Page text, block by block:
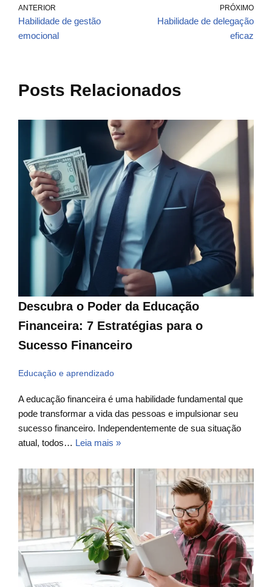
ANTERIOR
Habilidade de gestão
emocional
PRÓXIMO
Habilidade de delegação
eficaz
Posts Relacionados
Descubra o Poder da Educação
Financeira: 7 Estratégias para o
Sucesso Financeiro
Educação e aprendizado
A educação financeira é uma habilidade fundamental que
pode transformar a vida das pessoas e impulsionar seu
sucesso financeiro. Independentemente de sua situação
atual, todos… Leia mais »